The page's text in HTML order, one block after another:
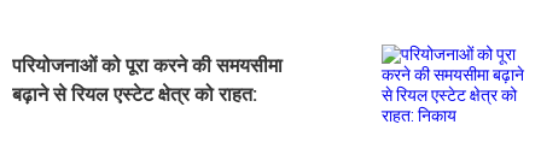
परियोजनाओं को पूरा करने की समयसीमा
बढ़ाने से रियल एस्टेट क्षेत्र को राहत: